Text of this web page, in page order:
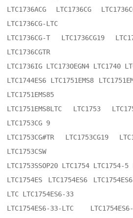
LTC1736ACG LTC1736CG
LTC1736CG-LTC
LTC1736CG-T LTC1736CG19
LTC1736CGTR
LTC1736IG LTC173OEGN4 LTC1740
LTC1744ES6 LTC1751EMS8
LTC1751EMS85
LTC1751EMS8LTC LTC1753
LTC1753CG 9
LTC1753CG#TR LTC1753CG19
LTC1753CSW
LTC1753SSOP20 LTC1754 LTC1754-5
LTC1754ES LTC1754ES6
LTC LTC1754ES6-33
LTC1754ES6-33-LTC